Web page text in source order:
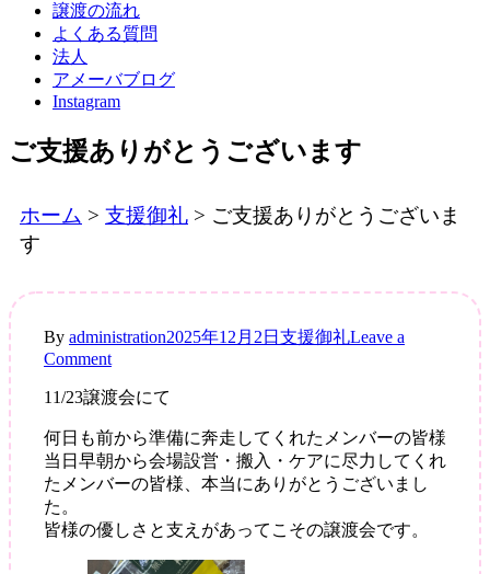
譲渡の流れ
よくある質問
法人
アメーバブログ
Instagram
ご支援ありがとうございます
ホーム > 支援御礼 > ご支援ありがとうございま
す
By administration2025年12月2日 支援御礼Leave a
Commenton
支
あ
り
が
う
ご
11/23譲渡会にて
何日も前から準備に奔走してくれたメンバーの皆様
当日早朝から会場設営・搬入・ケアに尽力してくれ
たメンバーの皆様、本当にありがとうございまし
た。
皆様の優しさと支えがあってこその譲渡会です。